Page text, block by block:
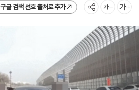
구글 검색 선호 출처로 추가